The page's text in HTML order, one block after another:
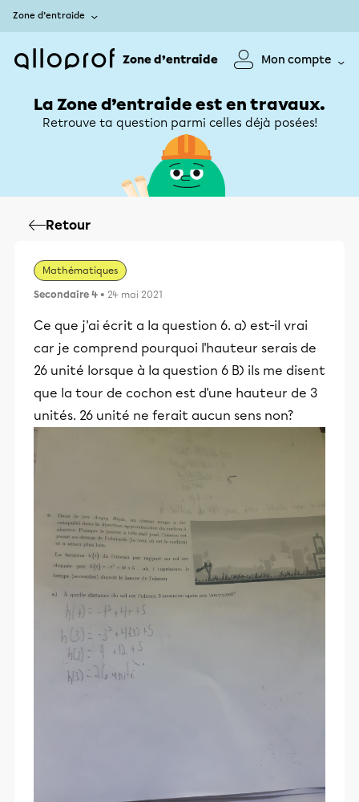
Zone d’entraide
Zone d’entraide Mon compte
La Zone d’entraide est en travaux.
Retrouve ta question parmi celles déjà posées!
Retour
Mathématiques
Secondaire 4 • 24 mai 2021
Ce que j'ai écrit a la question 6. a) est-il vrai
car je comprend pourquoi l'hauteur serais de
26 unité lorsque à la question 6 B) ils me disent
que la tour de cochon est d'une hauteur de 3
unités. 26 unité ne ferait aucun sens non?